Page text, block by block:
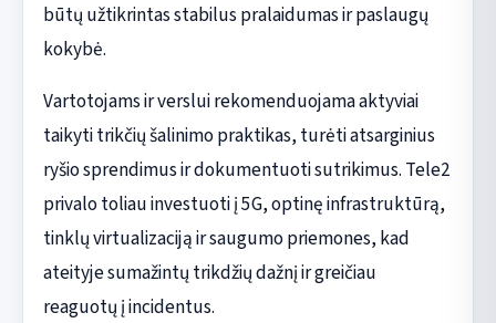
būtų užtikrintas stabilus pralaidumas ir paslaugų
kokybė.
Vartotojams ir verslui rekomenduojama aktyviai
taikyti trikčių šalinimo praktikas, turėti atsarginius
ryšio sprendimus ir dokumentuoti sutrikimus. Tele2
privalo toliau investuoti į 5G, optinę infrastruktūrą,
tinklų virtualizaciją ir saugumo priemones, kad
ateityje sumažintų trikdžių dažnį ir greičiau
reaguotų į incidentus.